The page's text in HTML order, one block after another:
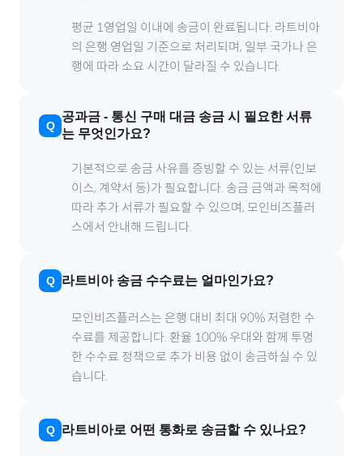
평균 1영업일 이내에 송금이 완료됩니다. 라트비아
의 은행 영업일 기준으로 처리되며, 일부 국가나 은
행에 따라 소요 시간이 달라질 수 있습니다.
공과금 - 통신 구매 대금 송금 시 필요한 서류
는 무엇인가요?
기본적으로 송금 사유를 증빙할 수 있는 서류(인보
이스, 계약서 등)가 필요합니다. 송금 금액과 목적에
따라 추가 서류가 필요할 수 있으며, 모인비즈플러
스에서 안내해 드립니다.
라트비아송금 수수료는 얼마인가요?
모인비즈플러스는 은행 대비 최대 90% 저렴한 수
수료를 제공합니다. 환율 100% 우대와 함께 투명
한 수수료 정책으로 추가 비용 없이 송금하실 수 있
습니다.
라트비아로 어떤 통화로 송금할 수 있나요?